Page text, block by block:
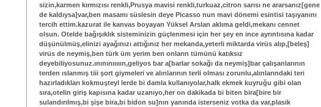
sizin,karmen kırmızısı renkli,Prusya mavisi renkli,turkuaz,citron sarısı ne ararsanız[gene
de kaldıysa]var,ben masamı süslesin deye Picasso nun mavi dönemi esintisi taşıyanını
tercih ettim.kazurat ile kanvas boyayan Yüksel Arslan aklıma geldi,mekanı cennet
olsun. Otelde bağışıklık sisteminizin güçlenmesi için her şey en ince ayrıntısına kadar
düşünülmüş,elinizi ayağınızı attığınız her mekanda,yeterli miktarda virüs alıp,[beleş]
virüs de neymiş,ben türk üm yerim ben onların tümünü katıksız
deyebiliyosunuz.ınınınııııın,geliyos bar a[barlar sokağı da neymiş]bar çalışanlarının
terden ıslanmış tiii şort giymeleri ve alınlarının terli olması zorunlu,alınlarındaki teri
hazırladıkları kokmuşteyl lerde bi damla kullanıyolar,halk ekmek kuyruğu gibi olan
sıra,otelin giriş kapısına kadar uzanıyo,her on dakikada bi biten bira[bire bir
sulandırılmış,bi şişe bira,bi bidon su]nın yanında isterseniz votka da var,plasik